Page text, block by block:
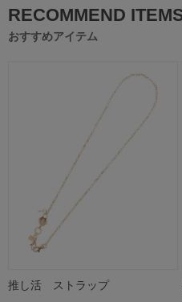
RECOMMEND
おすすめアイテム
推し活 ストラップ